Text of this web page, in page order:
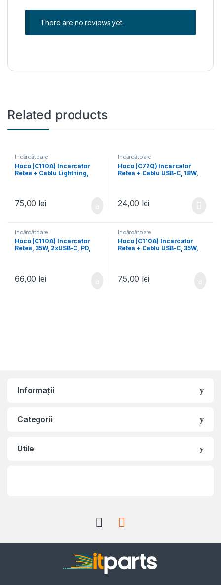
There are no reviews yet.
Related products
Încărcătoare
Hoco (C110A) Incarcator
Retea + Cablu Lightning,
75,00 lei
Încărcătoare
Hoco (C72Q) Incarcator
Retea + Cablu USB-C, 18W,
24,00 lei
Încărcătoare
Hoco (C110A) Incarcator
Retea, 35W, 2xUSB-C, PD,
66,00 lei
Încărcătoare
Hoco (C110A) Incarcator
Retea + Cablu USB-C, 35W,
75,00 lei
Informații
Categorii
Utile